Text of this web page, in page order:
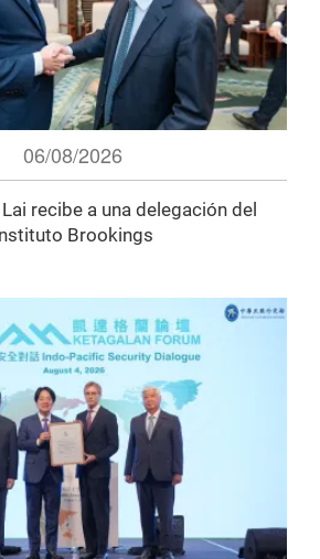
06/08/2026
recibe a una delegación del
Brookings